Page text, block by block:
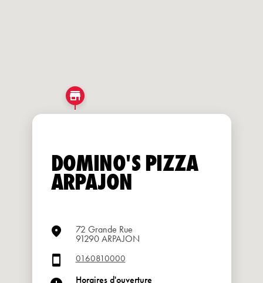
DOMINO'S PIZZA
ARPAJON
72 Grande Rue
91290 ARPAJON
0160810000
Horaires d'ouverture